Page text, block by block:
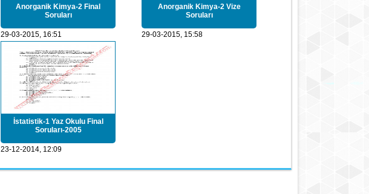
Anorganik Kimya-2 Final
Soruları
29-03-2015, 16:51
Anorganik Kimya-2 Vize
Soruları
29-03-2015, 15:58
İstatistik-1 Yaz Okulu Final
Soruları-2005
23-12-2014, 12:09